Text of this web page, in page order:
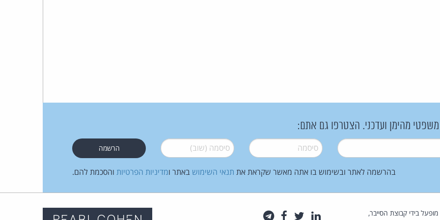
משפטי מהימן ועדכני. הצטרפו גם אתם:
סיסמה* סיסמה (שוב)*
בהרשמה לאתר ובשימוש בו אתה מאשר שקראת את תנאי השימוש באתר ומדיניות הפרטיות והסכמת להם.
law.co.il מופעל בידי קבוצת הסייבר,
לינקדאין
טוויטרפייסבוק